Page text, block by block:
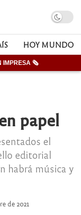
HOY MUNDO
IMPRESA 🗞
papel
el
editorial
habrá música y
de 2021